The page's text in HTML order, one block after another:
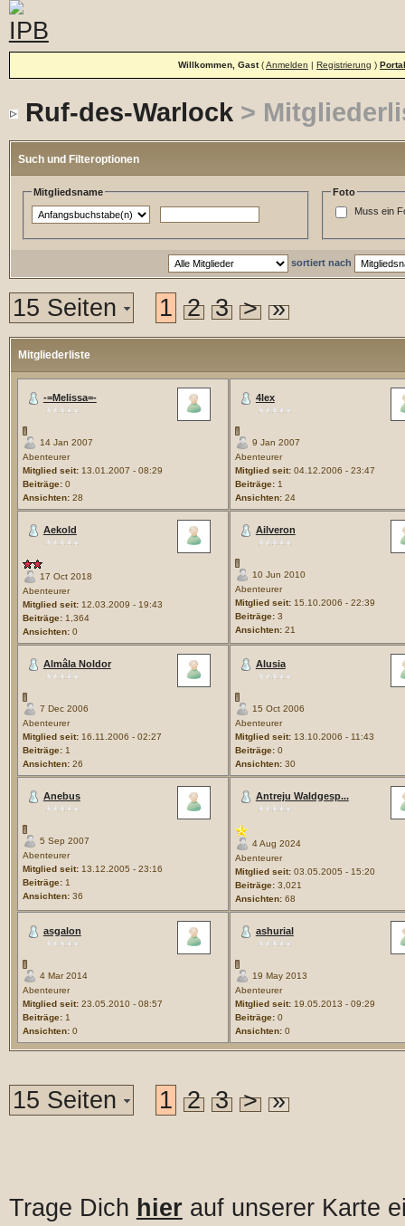
Willkommen, Gast(Anmelden | Registrierung ) Portal
Ruf-des-Warlock>
Such und Filteroptionen
Mitgliedsname
Foto
Muss ein
sortiert nach
15 Seiten 1 2 3 > »
Mitgliederliste
-=Melissa=-
14 Jan 2007
Abenteurer
Mitglied seit:13.01.2007 - 08:29
Beiträge:0
Ansichten:28
4lex
9 Jan 2007
Abenteurer
Mitglied seit:04.12.2006 - 23:47
Beiträge:1
Ansichten:24
Aekold
17 Oct 2018
Abenteurer
Mitglied seit:12.03.2009 - 19:43
Beiträge:1,364
Ansichten:0
Ailveron
10 Jun 2010
Abenteurer
Mitglied seit:15.10.2006 - 22:39
Beiträge:3
Ansichten:21
Almâla Noldor
7 Dec 2006
Abenteurer
Mitglied seit:16.11.2006 - 02:27
Beiträge:1
Ansichten:26
Alusia
15 Oct 2006
Abenteurer
Mitglied seit:13.10.2006 - 11:43
Beiträge:0
Ansichten:30
Anebus
5 Sep 2007
Abenteurer
Mitglied seit:13.12.2005 - 23:16
Beiträge:1
Ansichten:36
Antreju Waldgesp...
4 Aug 2024
Abenteurer
Mitglied seit:03.05.2005 - 15:20
Beiträge:3,021
Ansichten:68
asgalon
4 Mar 2014
Abenteurer
Mitglied seit:23.05.2010 - 08:57
Beiträge:1
Ansichten:0
ashurial
19 May 2013
Abenteurer
Mitglied seit:19.05.2013 - 09:29
Beiträge:0
Ansichten:0
15 Seiten 1 2 3 > »
Trage Dich hier auf unserer Karte